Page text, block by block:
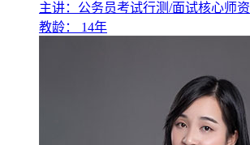
主讲：公务员考试行测/面试核心师资
教龄：
14年